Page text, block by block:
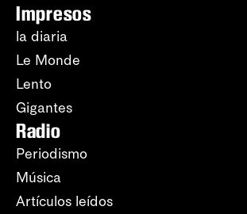
Impresos
la diaria
Le Monde
Lento
Gigantes
Radio
Periodismo
Música
Artículos leídos